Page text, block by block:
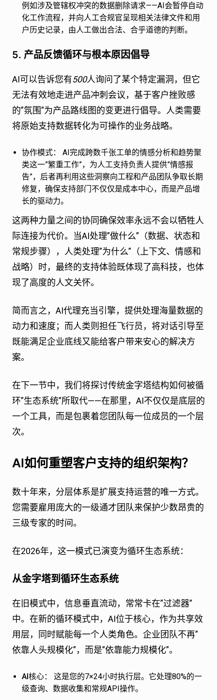
例如涉及管辖权冲突的数据删除请求——AI会暂停自动
化工作流程，并向人工合规官呈现相关法律文件和用
户历史记录，由人工做出合法、合乎道德的判断。
5. 产品反馈循环与根本原因倡导
AI可以告诉您有500人询问了某个特定漏洞，但它
无法有效地走进产品冲刺会议，基于客户挫败感
的”氛围”为产品路线图的变更进行倡导。人类需要
将原始支持数据转化为可操作的业务战略。
协作模式：
AI完成跨数千张工单的情感分析和趋势聚
类这一”繁重工作”，为人工支持负责人提供”情感报
告”，后者再利用这些洞察向工程和产品团队争取长期
修复，确保支持部门不仅仅是成本中心，而是产品增
长的驱动力。
这两种力量之间的协同确保效率永远不会以牺牲人
际连接为代价。当AI处理”做什么”（数据、状态和
常规步骤），人类处理”为什么”（上下文、情感和
战略）时，最终的支持体验既体现了高科技，也体
现了高度的人文关怀。
简而言之，AI代理充当引擎，提供处理海量数据的
动力和速度；而人类则担任飞行员，将对话引导至
既能满足企业底线又能给客户带来安心的解决方
案。
在下一节中，我们将探讨传统金字塔结构如何被循
环”生态系统”所取代——在那里，AI不仅仅是底层的
一个工具，而是包裹着您团队每一位成员的一个层
次。
AI如何重塑客户支持的组织架构？
数十年来，分层体系是扩展支持运营的唯一方式。
您需要雇用庞大的一级通才团队来保护少数昂贵的
三级专家的时间。
在2026年，这一模式已演变为循环生态系统：
从金字塔到循环生态系统
在旧模式中，信息垂直流动，常常卡在”过滤器”
中。在新的循环模式中，AI位于核心，作为共享效
用层，同时赋能每一个人类角色。企业团队不再”
依靠人头规模化”，而是”依靠能力规模化”。
AI核心：
这是您的7×24小时执行层。它处理80%的一
级查询、数据收集和常规API操作。